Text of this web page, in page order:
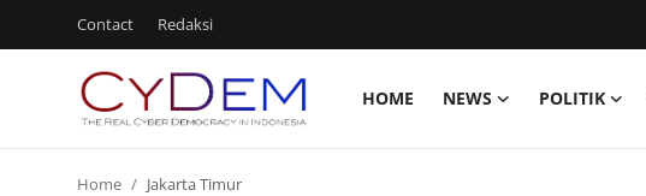
Contact Redaksi
HOME NEWS POLITIK
Login
Register
Home Jakarta Timur